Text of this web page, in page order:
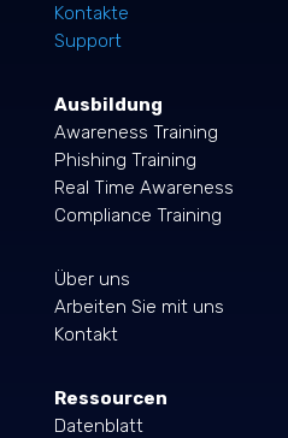
Kontakte
Support
Ausbildung
Awareness Training
Phishing Training
Real Time Awareness
Compliance Training
Über uns
Arbeiten Sie mit uns
Kontakt
Ressourcen
Datenblatt